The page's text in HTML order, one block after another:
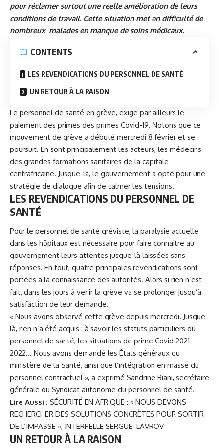
pour réclamer surtout une réelle amélioration de leurs
conditions de travail. Cette situation met en difficulté de
nombreux malades en manque de soins médicaux.
CONTENTS
LES REVENDICATIONS DU PERSONNEL DE SANTÉ
UN RETOUR À LA RAISON
Le personnel de santé en grève, exige par ailleurs le
paiement des primes des primes Covid-19. Notons que ce
mouvement de grève a débuté mercredi 8 février et se
poursuit. En sont principalement les acteurs, les médecins
des grandes formations sanitaires de la capitale
centrafricaine. Jusque-là, le gouvernement a opté pour une
stratégie de dialogue afin de calmer les tensions.
LES REVENDICATIONS DU PERSONNEL DE
SANTÉ
Pour le personnel de santé gréviste, la paralysie actuelle
dans les hôpitaux est nécessaire pour faire connaitre au
gouvernement leurs attentes jusque-là laissées sans
réponses. En tout, quatre principales revendications sont
portées à la connaissance des autorités. Alors si rien n’est
fait, dans les jours à venir la grève va se prolonger jusqu’à
satisfaction de leur demande.
« Nous avons observé cette grève depuis mercredi. Jusque-
là, rien n’a été acquis : à savoir les statuts particuliers du
personnel de santé, les situations de prime Covid 2021-
2022… Nous avons demandé les États généraux du
ministère de la Santé, ainsi que l’intégration en masse du
personnel contractuel », a exprimé Sandrine Biani, secrétaire
générale du Syndicat autonome du personnel de santé.
Lire Aussi : SÉCURITÉ EN AFRIQUE : « NOUS DEVONS
RECHERCHER DES SOLUTIONS CONCRÈTES POUR SORTIR
DE L’IMPASSE », INTERPELLE SERGUEÏ LAVROV
UN RETOUR À LA RAISON